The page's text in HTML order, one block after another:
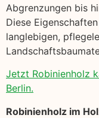
Abgrenzungen bis
Diese
langlebigen,
Jetzt Robinienholz
Berlin.
Robinienholz im